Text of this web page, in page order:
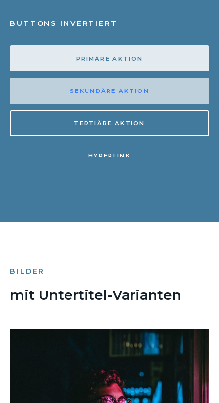
BUTTONS INVERTIERT
PRIMÄRE AKTION
SEKUNDÄRE AKTION
TERTIÄRE AKTION
HYPERLINK
BILDER
mit Untertitel-Varianten